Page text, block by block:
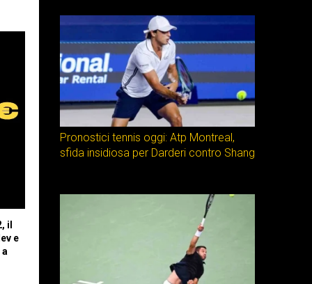
il
e
Pronostici tennis oggi: Atp Montreal,
sfida insidiosa per Darderi contro Shang